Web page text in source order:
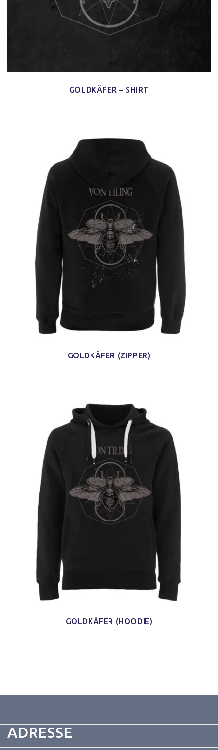
GOLDKÄFER – SHIRT
GOLDKÄFER (ZIPPER)
GOLDKÄFER (HOODIE)
ADRESSE